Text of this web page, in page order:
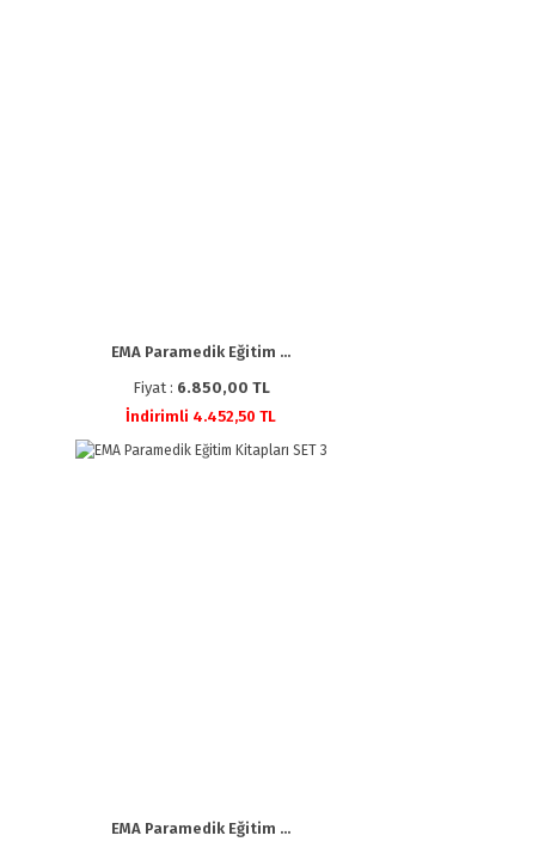
EMA Paramedik Eğitim ...
Fiyat : 6.850,00 TL
İndirimli 4.452,50 TL
EMA Paramedik Eğitim ...